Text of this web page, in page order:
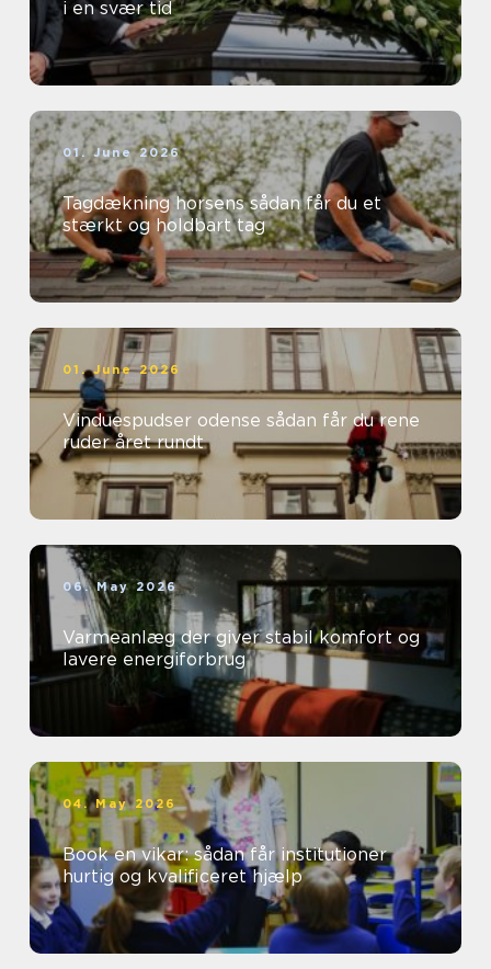
i en svær tid
01. June 2026
Tagdækning horsens sådan får du et
stærkt og holdbart tag
01. June 2026
Vinduespudser odense sådan får du rene
ruder året rundt
06. May 2026
Varmeanlæg der giver stabil komfort og
lavere energiforbrug
04. May 2026
Book en vikar: sådan får institutioner
hurtig og kvalificeret hjælp